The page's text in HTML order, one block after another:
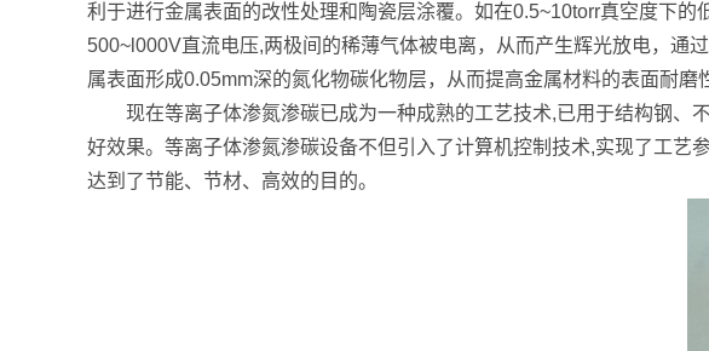
利于进行金属表面的改性处理和陶瓷层涂覆。如在0.5~10torr真空度下
500~l000V直流电压,两极间的稀薄气体被电离，从而产生辉光放电，通
属表面形成0.05mm深的氮化物碳化物层，从而提高金属材料的表面耐磨
现在等离子体渗氮渗碳已成为一种成熟的工艺技术,已用于结构钢、
好效果。等离子体渗氮渗碳设备不但引入了计算机控制技术,实现了工
达到了节能、节材、高效的目的。